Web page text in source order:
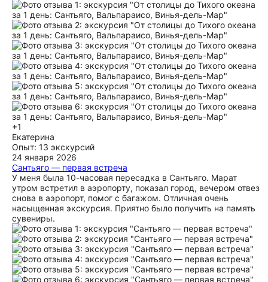
+1
Екатерина
Опыт: 13 экскурсий
24 января 2026
Сантьяго — первая встреча
У меня была 10-часовая пересадка в Сантьяго. Марат
утром встретил в аэропорту, показал город, вечером отвез
снова в аэропорт, помог с багажом. Отличная очень
насыщенная экскурсия. Приятно было получить на память
сувениры.